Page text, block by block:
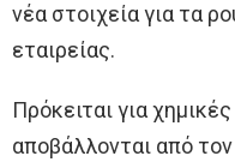
νέα στοιχεία για τα
εταιρείας.
Πρόκειται για
αποβάλλονται από